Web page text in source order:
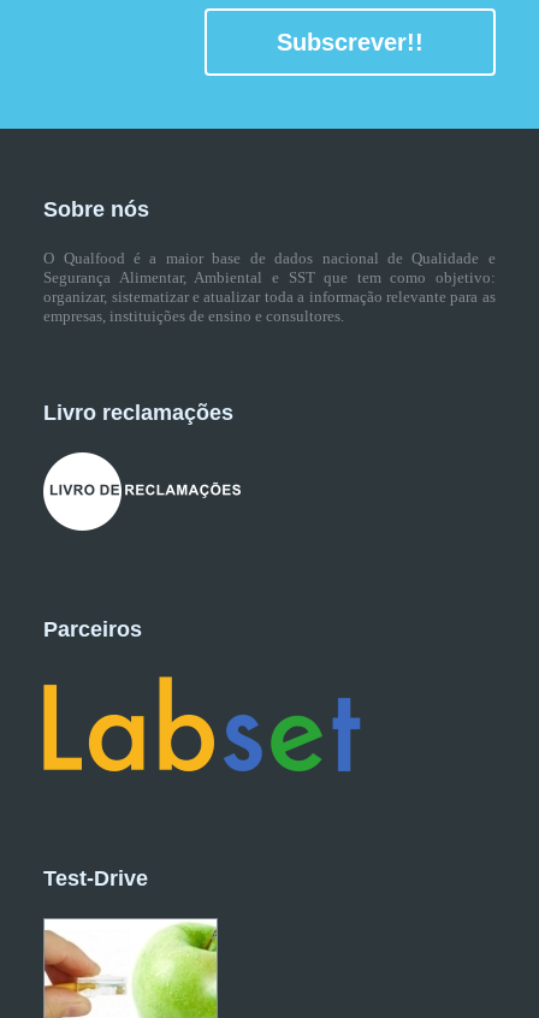
Subscrever!!
Sobre nós
O Qualfood é a maior base de dados nacional de Qualidade e
Segurança Alimentar, Ambiental e SST que tem como objetivo:
organizar, sistematizar e atualizar toda a informação relevante para as
empresas, instituições de ensino e consultores.
Livro reclamações
Parceiros
Test-Drive